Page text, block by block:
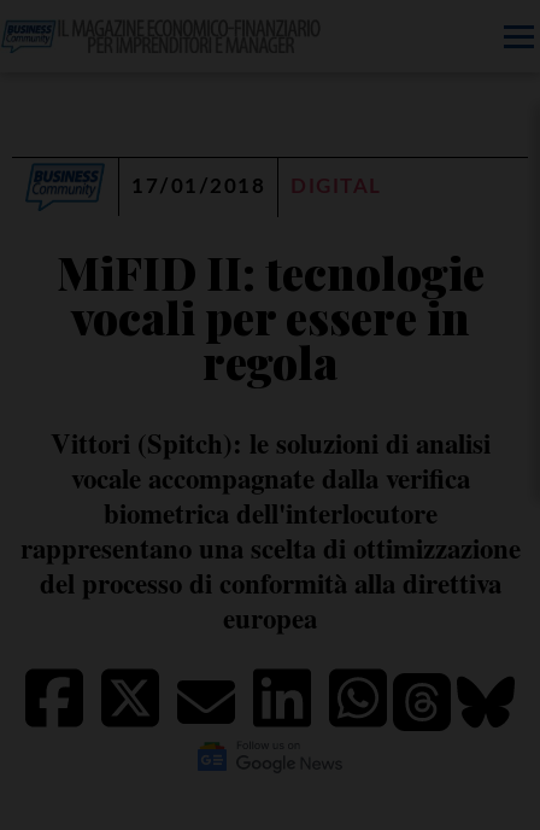
17/01/2018 DIGITAL
MiFID II: tecnologie
vocali per essere in
regola
Vittori (Spitch): le soluzioni di analisi
vocale accompagnate dalla verifica
biometrica dell'interlocutore
rappresentano una scelta di ottimizzazione
del processo di conformità alla direttiva
europea